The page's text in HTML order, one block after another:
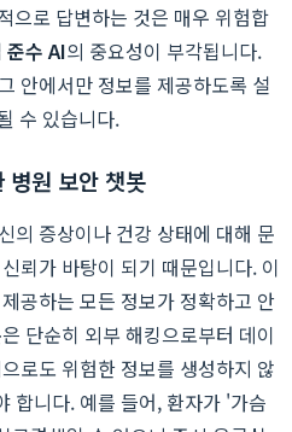
으로 답변하는 것은 매우 위험합
준수 AI의 중요성이 부각됩니다.
안에서만 정보를 제공하도록 설
수 있습니다.
병원 보안 챗봇
의 증상이나 건강 상태에 대해 문
뢰가 바탕이 되기 때문입니다. 이
공하는 모든 정보가 정확하고 안
은 단순히 외부 해킹으로부터 데이
로도 위험한 정보를 생성하지 않
합니다. 예를 들어, 환자가 '가슴